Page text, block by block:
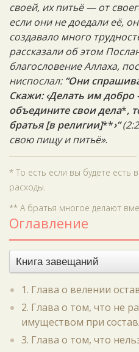
своей, их питьё — от
если они не доедали её,
создавало много
рассказали об этом
благословение Аллаха,
ниспослал: “Они
Скажи: ‹Делать им
объедините свои дела*,
братья [в религии]**›”
свою пищу и питьё».
* То есть если вы будете есть
расходы.
** А братья многое делают
Оглавление
Книга завещаний
1. Глава о велении
2. Глава о том, что не
имуществом при
3. Глава о том, что